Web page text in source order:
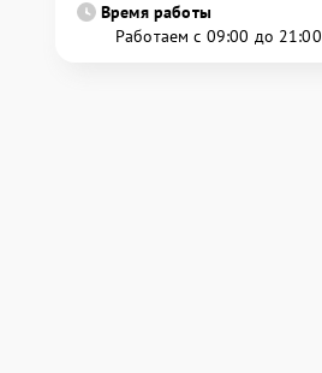
Время работы
Работаем с 09:00 до 21:00